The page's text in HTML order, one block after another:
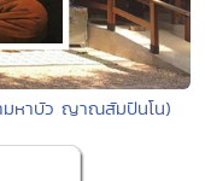
มหาบัว ญาณสัมปันโน)